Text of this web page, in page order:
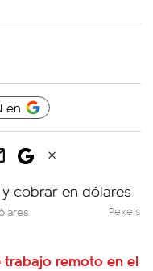
en
Pexels
remoto en el